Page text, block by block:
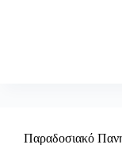
Παραδοσιακό